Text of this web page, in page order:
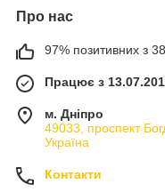
Про нас
97% позитивних з
Працює з
м. Дніпро
49033, проспект
Україна
Контакти